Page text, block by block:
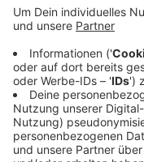
hat das Kanu auf
dem Mädchen
dass niemand
Es gebe auch
Deshalb werde
Ermittlungen
Unglücks werde
sagt die Polizei.